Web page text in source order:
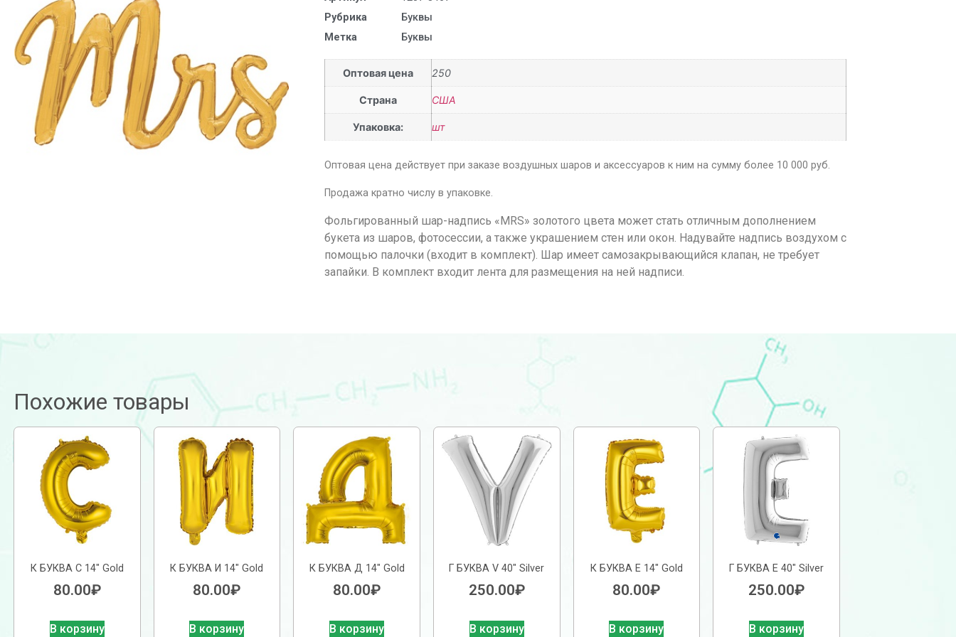
Рубрика
Буквы
Метка
Буквы
Оптовая цена 250
Страна США
Упаковка: шт
Оптовая цена действует при заказе воздушных шаров и аксессуаров к ним на сумму более 10 000 руб.
Продажа кратно числу в упаковке.
Фольгированный шар-надпись «MRS» золотого цвета может стать отличным дополнением
букета из шаров, фотосессии, а также украшением стен или окон. Надувайте надпись воздухом с
помощью палочки (входит в комплект). Шар имеет самозакрывающийся клапан, не требует
запайки. В комплект входит лента для размещения на ней надписи.
Похожие товары
К БУКВА С 14″ Gold
80.00₽
В корзину
К БУКВА И 14″ Gold
80.00₽
В корзину
К БУКВА Д 14″ Gold
80.00₽
В корзину
Г БУКВА V 40″ Silver
250.00₽
В корзину
К БУКВА Е 14″ Gold
80.00₽
В корзину
Г БУКВА E 40″ Silver
250.00₽
В корзину